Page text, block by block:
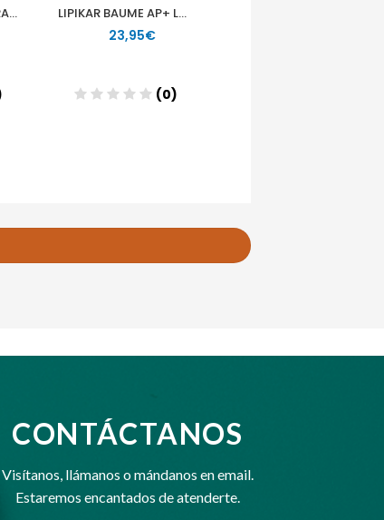
CONTÁCTANOS
Visítanos, llámanos omándanos en email.
Estaremos encantados de atenderte.